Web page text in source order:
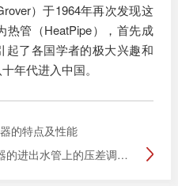
）于1964年再次发现这
管（HeatPipe），首先成
起了各国学者的极大兴趣和
年代进入中国。
的特点及性能
的压差调节阀、水流开关是怎么调的